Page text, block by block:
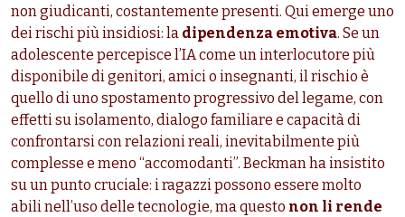
non giudicanti, costantemente presenti. Qui emerge uno
dei rischi più insidiosi: la dipendenza emotiva. Se un
adolescente percepisce l’IA come un interlocutore più
disponibile di genitori, amici o insegnanti, il rischio è
quello di uno spostamento progressivo del legame, con
effetti su isolamento, dialogo familiare e capacità di
confrontarsi con relazioni reali, inevitabilmente più
complesse e meno “accomodanti”. Beckman ha insistito
su un punto cruciale: i ragazzi possono essere molto
abili nell’uso delle tecnologie, ma questo non li rende